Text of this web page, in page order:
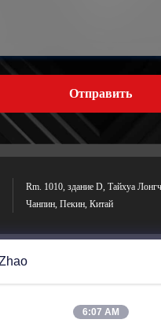
Отправить
Rm. 1010, здание D, Тайхуа
Чанпин, Пекин, Китай
jesingd@vip.sina.com
6:07 AM